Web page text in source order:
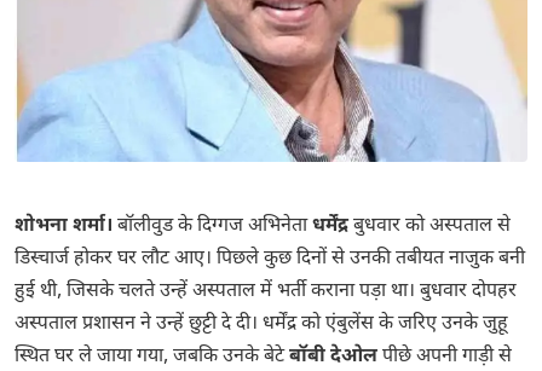
शोभना शर्मा। बॉलीवुड के दिग्गज अभिनेताधर्मेंद्रबुधवार को अस्पताल से
डिस्चार्ज होकर घर लौट आए। पिछले कुछ दिनों से उनकी तबीयत नाजुक बनी
हुई थी, जिसके चलते उन्हें अस्पताल में भर्ती कराना पड़ा था। बुधवार दोपहर
अस्पताल प्रशासन ने उन्हें छुट्टी दे दी। धर्मेंद्र को एंबुलेंस के जरिए उनके जुहू
स्थित घर ले जाया गया, जबकि उनके बेटेबॉबी देओलपीछे अपनी गाड़ी से